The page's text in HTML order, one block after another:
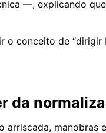
—, explicando
o conceito de “dirigir
da
manobras